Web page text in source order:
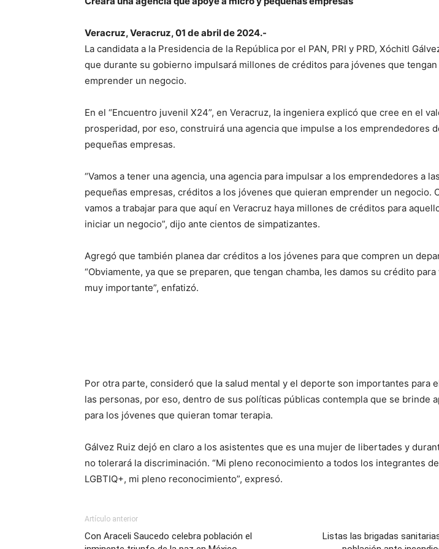
Veracruz, Veracruz, 01 de abril de 2024.-
La candidata a la Presidencia de la República por el PAN, PRI y PRD, Xóchitl
que durante su gobierno impulsará millones de créditos para jóvenes que tengan
emprender un negocio.
En el “Encuentro juvenil X24”, en Veracruz, la ingeniera explicó que cree en el
prosperidad, por eso, construirá una agencia que impulse a los emprendedores
pequeñas empresas.
“Vamos a tener una agencia, una agencia para impulsar a los emprendedores a
pequeñas empresas, créditos a los jóvenes que quieran emprender un negocio.
vamos a trabajar para que aquí en Veracruz haya millones de créditos para
iniciar un negocio”, dijo ante cientos de simpatizantes.
Agregó que también planea dar créditos a los jóvenes para que compren un
“Obviamente, ya que se preparen, que tengan chamba, les damos su crédito
muy importante”, enfatizó.
Por otra parte, consideró que la salud mental y el deporte son importantes para
las personas, por eso, dentro de sus políticas públicas contempla que se brinde
para los jóvenes que quieran tomar terapia.
Gálvez Ruiz dejó en claro a los asistentes que es una mujer de libertades y
no tolerará la discriminación. “Mi pleno reconocimiento a todos los integrantes
LGBTIQ+, mi pleno reconocimiento”, expresó.
Artículo anterior
Con Araceli Saucedo celebra población el
Listas las brigadas